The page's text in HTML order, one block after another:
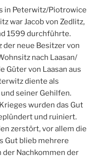
in Peterwitz/Piotrowice
war Jacob von Zedlitz,
1599 durchführte.
neue Besitzer von
nach Laasan/
Güter von Laasan aus
diente als
seiner Gehilfen.
wurden das Gut
und ruiniert.
zerstört, vor allem die
Gut blieb mehrere
der Nachkommen der